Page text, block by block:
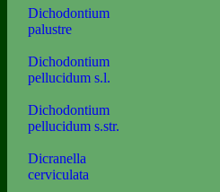
Dichodontium
palustre
Dichodontium
pellucidum s.l.
Dichodontium
pellucidum s.str.
Dicranella
cerviculata